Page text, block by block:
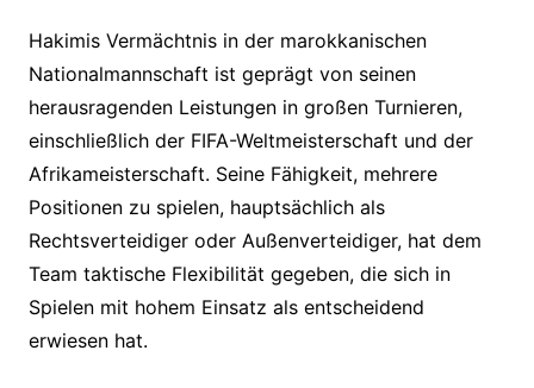
Hakimis Vermächtnis in der marokkanischen
Nationalmannschaft ist geprägt von seinen
herausragenden Leistungen in großen Turnieren,
einschließlich der FIFA-Weltmeisterschaft und der
Afrikameisterschaft. Seine Fähigkeit, mehrere
Positionen zu spielen, hauptsächlich als
Rechtsverteidiger oder Außenverteidiger, hat dem
Team taktische Flexibilität gegeben, die sich in
Spielen mit hohem Einsatz als entscheidend
erwiesen hat.